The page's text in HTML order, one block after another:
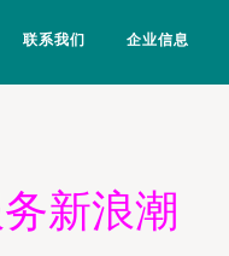
联系我们 企业信息
新浪潮